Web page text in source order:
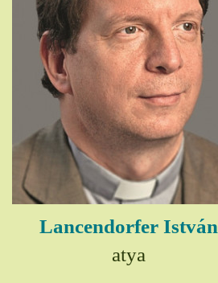
Lancendorfer István
atya